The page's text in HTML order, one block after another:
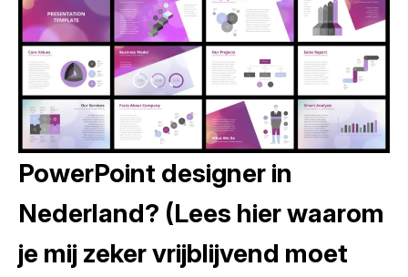
PowerPoint designer in
Nederland? (Lees hier waarom
je mij zeker vrijblijvend moet